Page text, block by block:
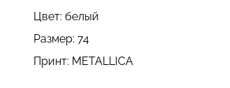
Цвет: белый
Размер: 74
Принт: METALLICA